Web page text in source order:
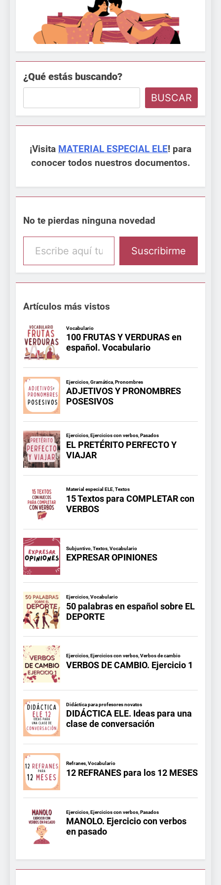
¿Qué estás buscando?
BUSCAR
¡Visita MATERIAL ESPECIAL ELE! para
conocer todos nuestros documentos.
No te pierdas ninguna novedad
Escribe aquí tu email
Suscribirme
Artículos más vistos